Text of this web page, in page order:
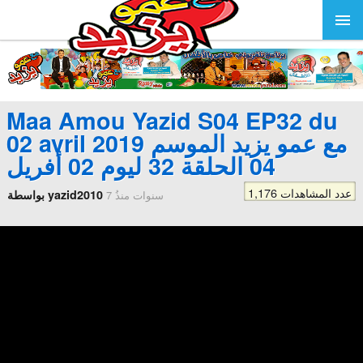
Maa Amou Yazid S04 EP32 du
02 avril 2019 مع عمو يزيد الموسم
04 الحلقة 32 ليوم 02 أفريل
بواسطة yazid2010 7 سنوات منذُ 1,176 عدد المشاهدات